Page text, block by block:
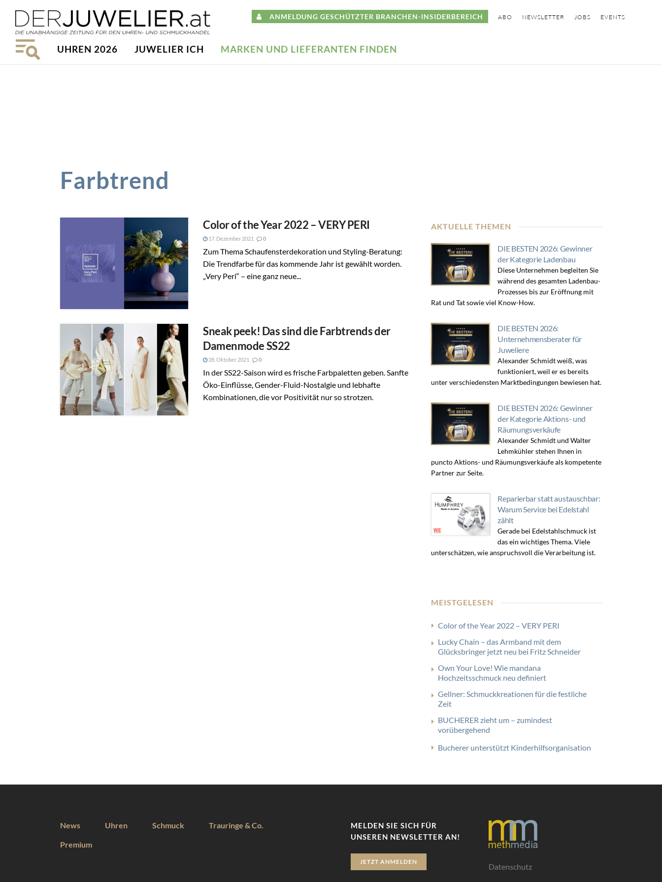
ANMELDUNG GESCHÜTZTER BRANCHEN-INSIDERBEREICH ABO NEWSLETTER JOBS EVENTS
UHREN 2026 JUWELIER ICH MARKEN UND LIEFERANTEN FINDEN
Farbtrend
Color of the Year 2022 – VERY PERI
17. Dezember 2021 0
Zum Thema Schaufensterdekoration und Styling-Beratung:
Die Trendfarbe für das kommende Jahr ist gewählt worden.
„Very Peri“ – eine ganz neue...
Sneak peek! Das sind die Farbtrends der
Damenmode SS22
28. Oktober 2021 0
In der SS22-Saison wird es frische Farbpaletten geben. Sanfte
Öko-Einflüsse, Gender-Fluid-Nostalgie und lebhafte
Kombinationen, die vor Positivität nur so strotzen.
AKTUELLE THEMEN
DIE BESTEN 2026: Gewinner
der Kategorie Ladenbau
Diese Unternehmen begleiten Sie
während des gesamten Ladenbau-
Prozesses bis zur Eröffnung mit
Rat und Tat sowie viel Know-How.
DIE BESTEN 2026:
Unternehmensberater für
Juweliere
Alexander Schmidt weiß, was
funktioniert, weil er es bereits
unter verschiedensten Marktbedingungen bewiesen hat.
DIE BESTEN 2026: Gewinner
der Kategorie Aktions- und
Räumungsverkäufe
Alexander Schmidt und Walter
Lehmkühler stehen Ihnen in
puncto Aktions- und Räumungsverkäufe als kompetente
Partner zur Seite.
Reparierbar statt austauschbar:
Warum Service bei Edelstahl
zählt
Gerade bei Edelstahlschmuck ist
das ein wichtiges Thema. Viele
unterschätzen, wie anspruchsvoll die Verarbeitung ist.
MEISTGELESEN
Color of the Year 2022 – VERY PERI
Lucky Chain – das Armband mit dem
Glücksbringer jetzt neu bei Fritz Schneider
Own Your Love! Wie mandana
Hochzeitsschmuck neu definiert
Gellner: Schmuckkreationen für die festliche
Zeit
BUCHERER zieht um – zumindest
vorübergehend
Bucherer unterstützt Kinderhilfsorganisation
News Uhren Schmuck Trauringe & Co.
Premium
MELDEN SIE SICH FÜR
UNSEREN NEWSLETTER AN!
JETZT ANMELDEN
Datenschutz